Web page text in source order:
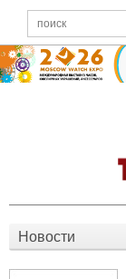
Новости